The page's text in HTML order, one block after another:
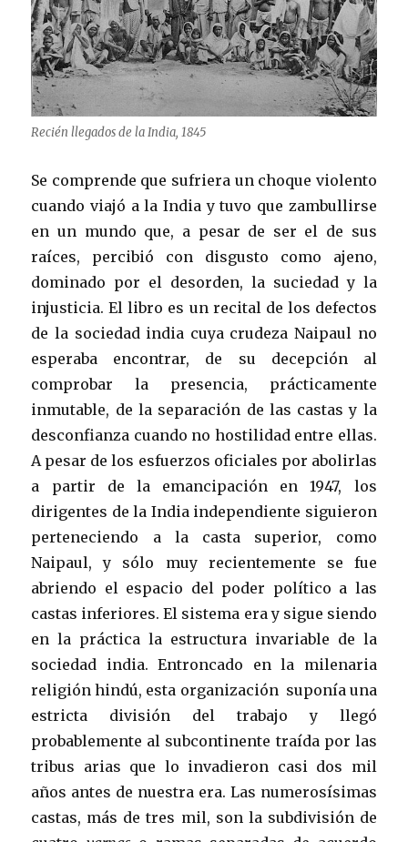
Recién llegados de la India, 1845
Se comprende que sufriera un choque violento
cuando viajó a la India y tuvo que zambullirse
en un mundo que, a pesar de ser el de sus
raíces, percibió con disgusto como ajeno,
dominado por el desorden, la suciedad y la
injusticia. El libro es un recital de los defectos
de la sociedad india cuya crudeza Naipaul no
esperaba encontrar, de su decepción al
comprobar la presencia, prácticamente
inmutable, de la separación de las castas y la
desconfianza cuando no hostilidad entre ellas.
A pesar de los esfuerzos oficiales por abolirlas
a partir de la emancipación en 1947, los
dirigentes de la India independiente siguieron
perteneciendo a la casta superior, como
Naipaul, y sólo muy recientemente se fue
abriendo el espacio del poder político a las
castas inferiores. El sistema era y sigue siendo
en la práctica la estructura invariable de la
sociedad india. Entroncado en la milenaria
religión hindú, esta organización suponía una
estricta división del trabajo y llegó
probablemente al subcontinente traída por las
tribus arias que lo invadieron casi dos mil
años antes de nuestra era. Las numerosísimas
castas, más de tres mil, son la subdivisión de